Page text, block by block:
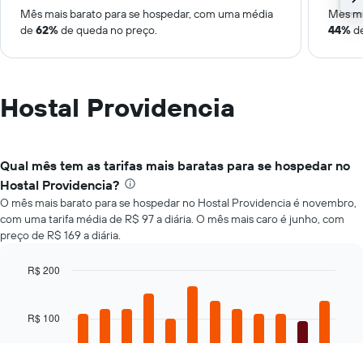
Mês mais barato para se hospedar, com uma média
de62%de queda no preço.
Mês
44%
Hostal Providencia
Qual mês tem as tarifas mais baratas para se hospedar no
Hostal Providencia?
O mês mais barato para se hospedar no Hostal Providencia é novembro,
com uma tarifa média de R$ 97 a diária. O mês mais caro é junho, com
preço de R$ 169 a diária.
with
12
R$ 100
R$ 200